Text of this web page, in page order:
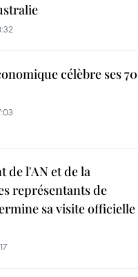
célèbre ses 70
de l'AN et de la
représentants de
sa visite officielle